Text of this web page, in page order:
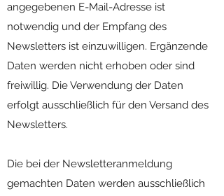
angegebenen E-Mail-Adresse ist
notwendig und der Empfang des
Newsletters ist einzuwilligen. Ergänzende
Daten werden nicht erhoben oder sind
freiwillig. Die Verwendung der Daten
erfolgt ausschließlich für den Versand des
Newsletters.
Die bei der Newsletteranmeldung
gemachten Daten werden ausschließlich